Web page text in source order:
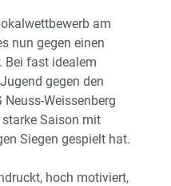
am
nun gegen einen
Bei fast idealem
gegen den
Weissenberg
starke Saison mit
Siegen gespielt hat.
hoch motiviert,